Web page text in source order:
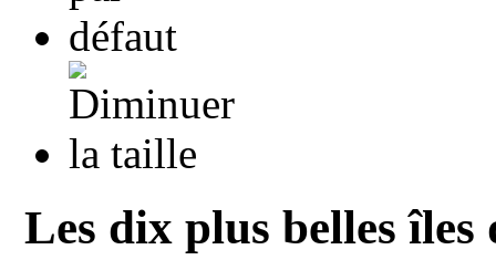
Les dix plus belles îles